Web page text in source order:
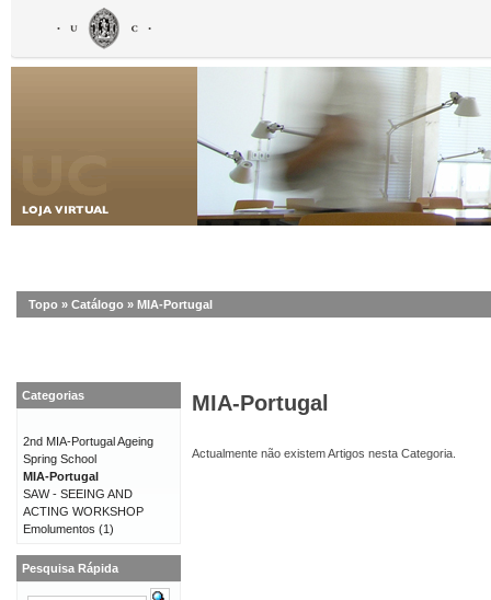
Topo » Catálogo » MIA-Portugal
MIA-Portugal
Actualmente não existem Artigos nesta Categoria.
Categorias
2nd MIA-Portugal Ageing
Spring School
MIA-Portugal
SAW - SEEING AND
ACTING WORKSHOP
Emolumentos (1)
Pesquisa Rápida